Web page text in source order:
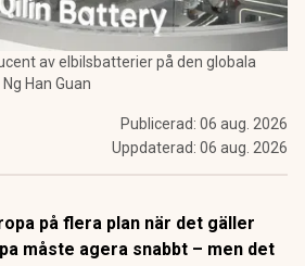
av elbilsbatterier på den globala
Han Guan
Publicerad: 06 aug. 2026
Uppdaterad: 06 aug. 2026
på flera plan när det gäller
måste agera snabbt – men det